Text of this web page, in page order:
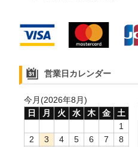
営業日カレンダー
今月(2026年8月)
日
月 火 水 木 金
土
1
2
3 4 5 6 7
8